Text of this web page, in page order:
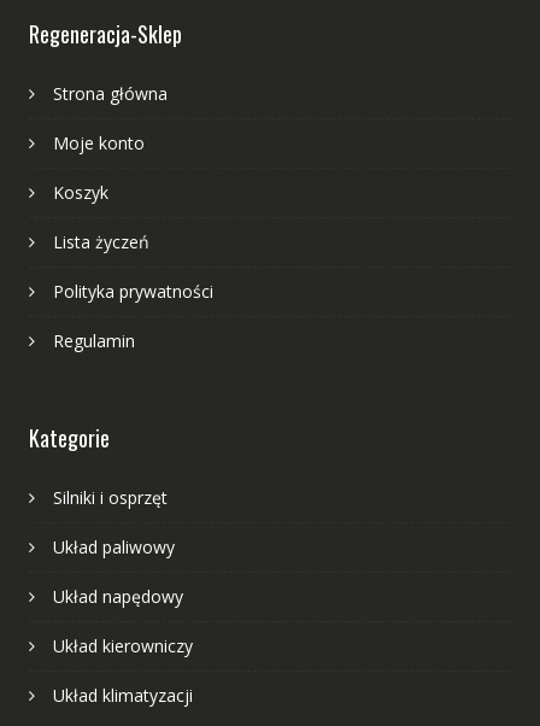
Regeneracja-Sklep
Strona główna
Moje konto
Koszyk
Lista życzeń
Polityka prywatności
Regulamin
Kategorie
Silniki i osprzęt
Układ paliwowy
Układ napędowy
Układ kierowniczy
Układ klimatyzacji